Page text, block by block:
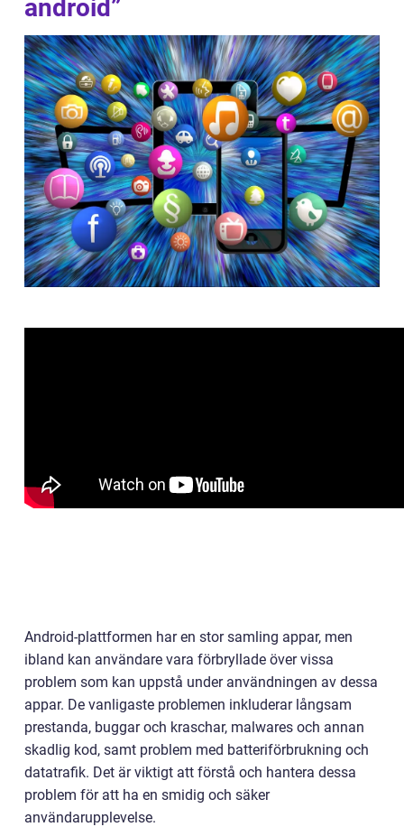
android”
Android-plattformen har en stor samling appar, men
ibland kan användare vara förbryllade över vissa
problem som kan uppstå under användningen av dessa
appar. De vanligaste problemen inkluderar långsam
prestanda, buggar och kraschar, malwares och annan
skadlig kod, samt problem med batteriförbrukning och
datatrafik. Det är viktigt att förstå och hantera dessa
problem för att ha en smidig och säker
användarupplevelse.